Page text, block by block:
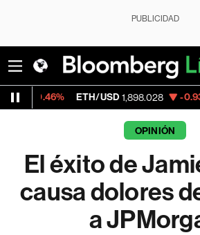
PUBLICIDAD
ETH/USD 1,898.028 -0.93% Visa
OPINIÓN
El éxito de
causa dolores
a